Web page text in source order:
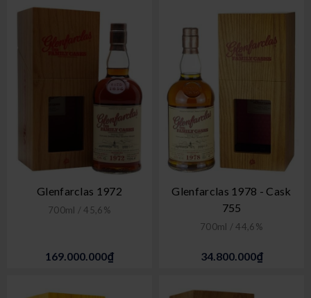
Glenfarclas 1972
700ml / 45,6%
169.000.000₫
Glenfarclas 1978 - Cask
755
700ml / 44,6%
34.800.000₫